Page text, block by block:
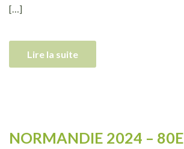
[…]
Lire la suite
NORMANDIE 2024 – 80E